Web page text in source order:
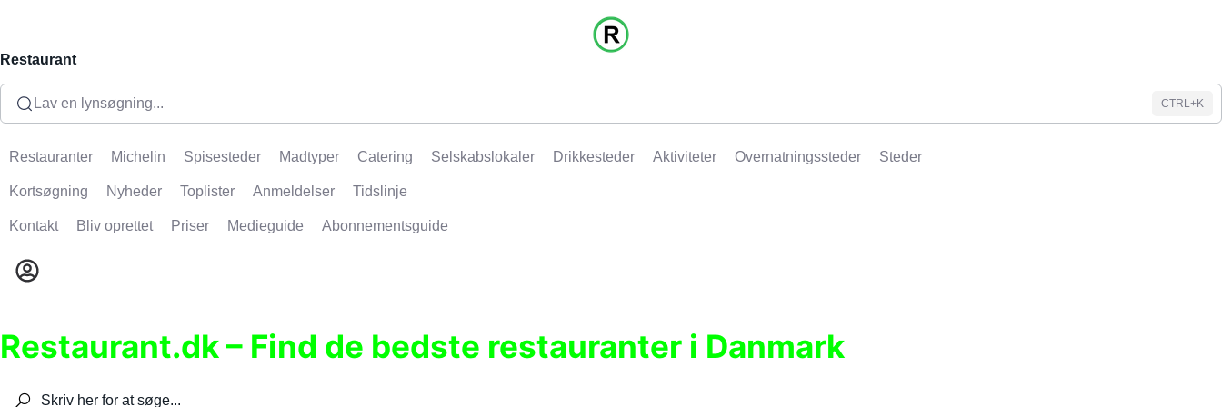
Restaurant
Lav en lynsøgning... CTRL+K
Restauranter Michelin Spisesteder Madtyper Catering Selskabslokaler Drikkesteder Aktiviteter Overnatningssteder Steder
Kortsøgning Nyheder Toplister Anmeldelser Tidslinje
Kontakt Bliv oprettet Priser Medieguide Abonnementsguide
Restaurant.dk – Find de bedste restauranter i Danmark